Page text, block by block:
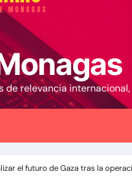
está siendo exportado a 21
24 horas, de este
primer vuelo desde
de diálogo en
relevancia
el futuro de Gaza tras la